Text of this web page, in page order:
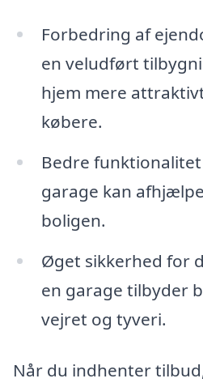
Forbedring af
en veludført
hjem mere
købere.
Bedre
garage kan
boligen.
Øget sikkerhed for
en garage tilbyder
vejret og tyveri.
Når du indhenter